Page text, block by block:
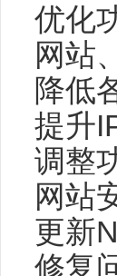
优化
网站
降低
提升
调整
网站
更新
修复